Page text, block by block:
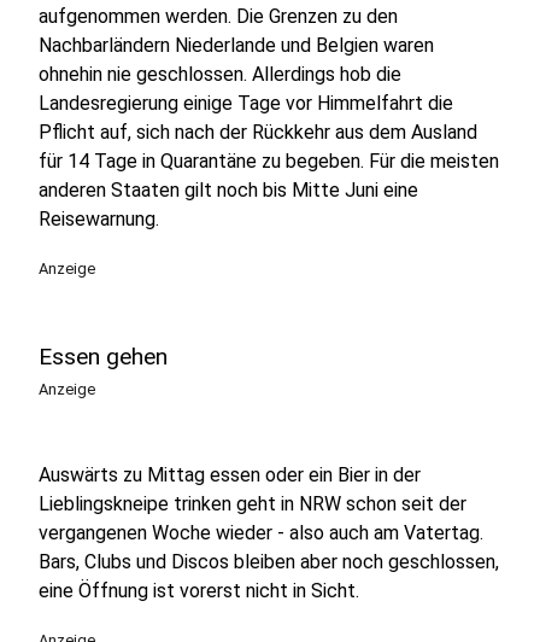
aufgenommen werden. Die Grenzen zu den
Nachbarländern Niederlande und Belgien waren
ohnehin nie geschlossen. Allerdings hob die
Landesregierung einige Tage vor Himmelfahrt die
Pflicht auf, sich nach der Rückkehr aus dem Ausland
für 14 Tage in Quarantäne zu begeben. Für die meisten
anderen Staaten gilt noch bis Mitte Juni eine
Reisewarnung.
Anzeige
Essen gehen
Anzeige
Auswärts zu Mittag essen oder ein Bier in der
Lieblingskneipe trinken geht in NRW schon seit der
vergangenen Woche wieder - also auch am Vatertag.
Bars, Clubs und Discos bleiben aber noch geschlossen,
eine Öffnung ist vorerst nicht in Sicht.